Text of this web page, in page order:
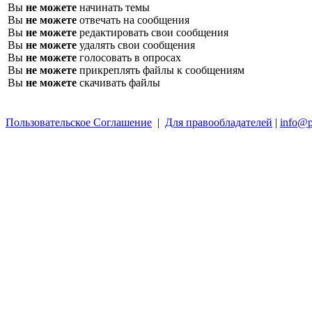
Вы не можете начинать темы
Вы не можете отвечать на сообщения
Вы не можете редактировать свои сообщения
Вы не можете удалять свои сообщения
Вы не можете голосовать в опросах
Вы не можете прикреплять файлы к сообщениям
Вы не можете скачивать файлы
Пользовательское Соглашение | Для правообладателей |